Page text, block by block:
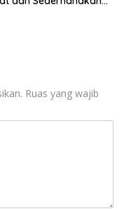
Ruas yang wajib